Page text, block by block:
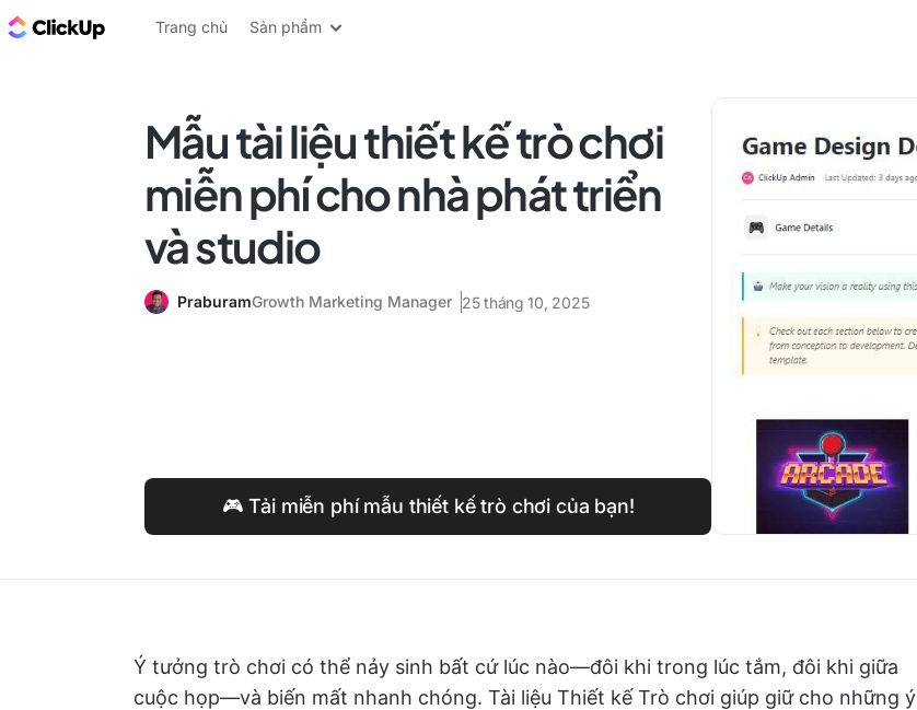
ClickUp Blog
Trang chủ Sản phẩm
Mẫu tài liệu thiết kế trò chơi
miễn phí cho nhà phát triển
và studio
PraburamGrowth Marketing Manager 25 tháng 10, 2025
🎮 Tải miễn phí mẫu thiết kế trò chơi của bạn!
Ý tưởng trò chơi có thể nảy sinh bất cứ lúc nào—đôi khi trong lúc tắm, đôi khi giữa
cuộc họp—và biến mất nhanh chóng. Tài liệu Thiết kế Trò chơi giúp giữ cho những ý